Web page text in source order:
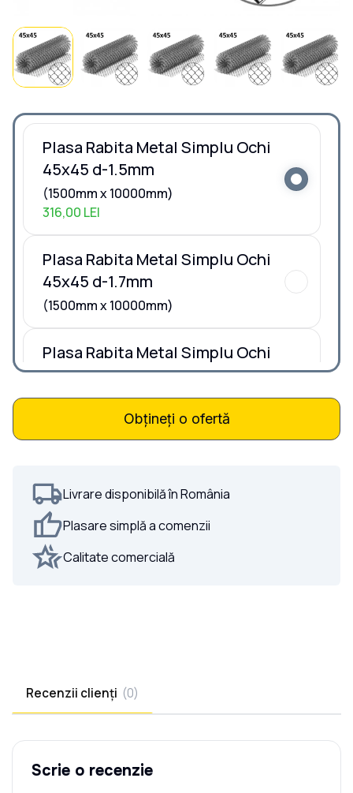
Plasa Rabita Metal Simplu Ochi
45x45 d-1.5mm
(1500mm x 10000mm)
316,00 LEI
Plasa Rabita Metal Simplu Ochi
45x45 d-1.7mm
(1500mm x 10000mm)
Plasa Rabita Metal Simplu Ochi
45x45 d-1.9mm
(1500mm x 10000mm)
45x45 d-2.1mm
(1500mm x 10000mm)
596,00 LEI
Plasa Rabita Metal Simplu Ochi
Obțineți o ofertă
Livrare disponibilă în România
Plasare simplă a comenzii
Calitate comercială
Recenzii clienți (0)
Scrie o recenzie